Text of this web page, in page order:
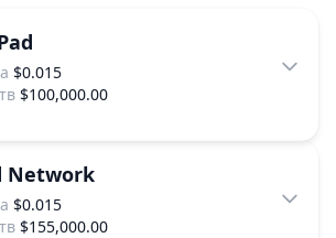
$0.015
$100,000.00
Network
$0.015
$155,000.00